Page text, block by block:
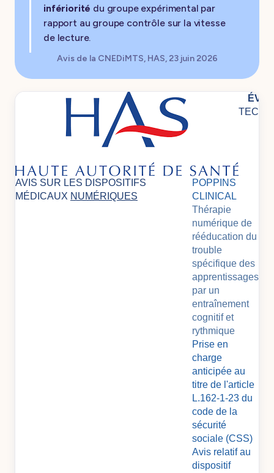
infériorité du groupe expérimental par
rapport au groupe contrôle sur la vitesse
de lecture.
Avis de la CNEDiMTS, HAS, 23 juin 2026
AVIS SUR LES DISPOSITIFS
MÉDICAUX NUMÉRIQUES
POPPINS
CLINICAL
Thérapie
numérique de
rééducation du
trouble
spécifique des
apprentissages
par un
entraînement
cognitif et
rythmique
Prise en
charge
anticipée au
titre de l'article
L.162-1-23 du
code de la
sécurité
sociale (CSS)
Avis relatif au
dispositif